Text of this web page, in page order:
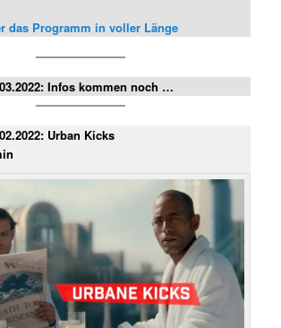
das Programm in voller Länge
Infos kommen noch …
Urban Kicks